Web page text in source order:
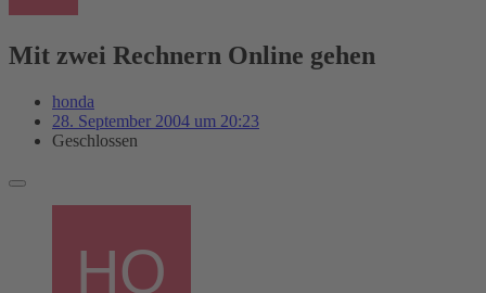
Mit zwei Rechnern Online gehen
honda
28. September 2004 um 20:23
Geschlossen